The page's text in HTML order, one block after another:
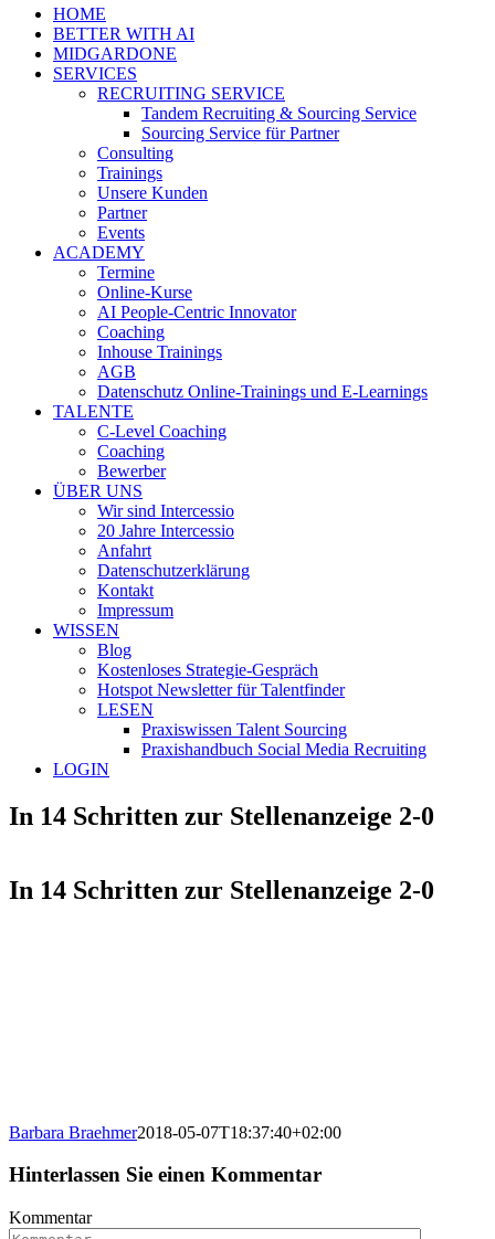
HOME
BETTER WITH AI
MIDGARDONE
SERVICES
RECRUITING SERVICE
Tandem Recruiting & Sourcing Service
Sourcing Service für Partner
Consulting
Trainings
Unsere Kunden
Partner
Events
ACADEMY
Termine
Online-Kurse
AI People-Centric Innovator
Coaching
Inhouse Trainings
AGB
Datenschutz Online-Trainings und E-Learnings
TALENTE
C-Level Coaching
Coaching
Bewerber
ÜBER UNS
Wir sind Intercessio
20 Jahre Intercessio
Anfahrt
Datenschutzerklärung
Kontakt
Impressum
WISSEN
Blog
Kostenloses Strategie-Gespräch
Hotspot Newsletter für Talentfinder
LESEN
Praxiswissen Talent Sourcing
Praxishandbuch Social Media Recruiting
LOGIN
In 14 Schritten zur Stellenanzeige 2-0
In 14 Schritten zur Stellenanzeige 2-0
Barbara Braehmer2018-05-07T18:37:40+02:00
Hinterlassen Sie einen Kommentar
Kommentar